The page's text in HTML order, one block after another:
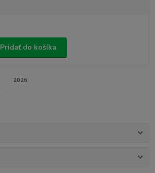
Pridať do košíka
2026